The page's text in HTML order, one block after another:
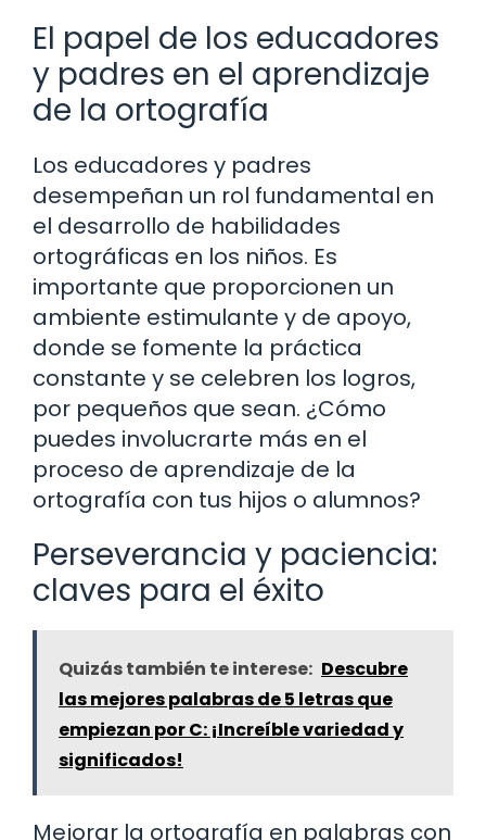
El papel de los educadores
y padres en el aprendizaje
de la ortografía
Los educadores y padres
desempeñan un rol fundamental en
el desarrollo de habilidades
ortográficas en los niños. Es
importante que proporcionen un
ambiente estimulante y de apoyo,
donde se fomente la práctica
constante y se celebren los logros,
por pequeños que sean. ¿Cómo
puedes involucrarte más en el
proceso de aprendizaje de la
ortografía con tus hijos o alumnos?
Perseverancia y paciencia:
claves para el éxito
Quizás también te interese: Descubre
las mejores palabras de 5 letras que
empiezan por C: ¡Increíble variedad y
significados!
Mejorar la ortografía en palabras con